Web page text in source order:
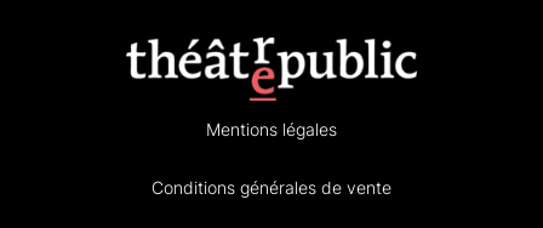
Mentions légales
Conditions générales de vente